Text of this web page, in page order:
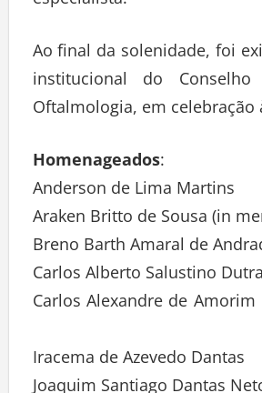
Ao final da solenidade, foi
institucional do
Oftalmologia, em celebração
Homenageados:
Anderson de Lima Martins
Araken Britto de Sousa (in
Breno Barth Amaral de
Carlos Alberto Salustino
Carlos Alexandre de
Iracema de Azevedo